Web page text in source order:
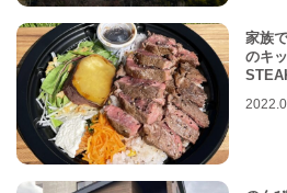
家族
のキ